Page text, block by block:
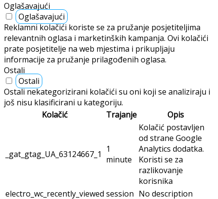
Oglašavajući
Oglašavajući
Reklamni kolačići koriste se za pružanje posjetiteljima
relevantnih oglasa i marketinških kampanja. Ovi kolačići
prate posjetitelje na web mjestima i prikupljaju
informacije za pružanje prilagođenih oglasa.
Ostali
Ostali
Ostali nekategorizirani kolačići su oni koji se analiziraju i
još nisu klasificirani u kategoriju.
Kolačić
Trajanje Opis
_gat_gtag_UA_63124667_1
1
minute
Kolačić postavljen
od strane Google
Analytics dodatka.
Koristi se za
razlikovanje
korisnika
electro_wc_recently_viewed session No description